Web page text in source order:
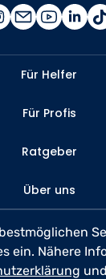
Für Helfer
Für Profis
Ratgeber
Über uns
Kontakt
FAQ
ein. Nähere